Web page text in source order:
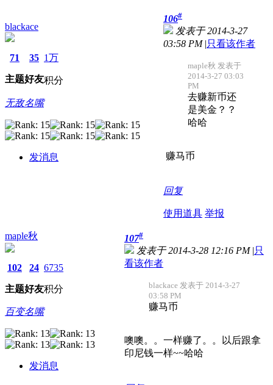
blackace
71
主题
35
好友
1万
积分
无敌名嘴
发消息
106#
发表于 2014-3-27
03:58 PM |只看该作者
maple秋 发表于
2014-3-27 03:03
PM
去赚新币还
是美金？？
哈哈
赚马币
回复
使用道具 举报
maple秋
102
主题
24
好友
6735
积分
百变名嘴
发消息
107#
发表于 2014-3-28 12:16 PM |只
看该作者
blackace 发表于 2014-3-27
03:58 PM
赚马币
噢噢。。一样赚了。。以后跟拿
印尼钱一样~~哈哈